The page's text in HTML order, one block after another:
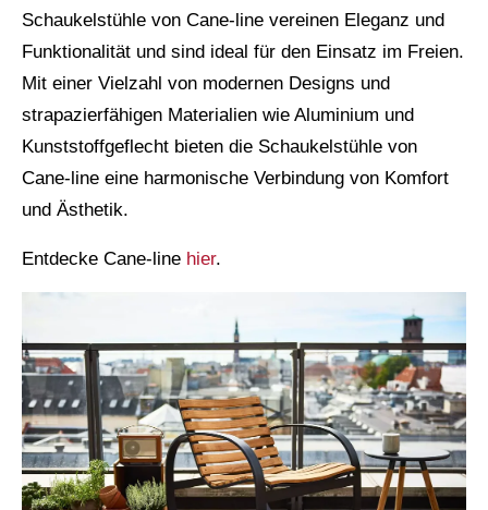
Schaukelstühle von Cane-line vereinen Eleganz und
Funktionalität und sind ideal für den Einsatz im Freien.
Mit einer Vielzahl von modernen Designs und
strapazierfähigen Materialien wie Aluminium und
Kunststoffgeflecht bieten die Schaukelstühle von
Cane-line eine harmonische Verbindung von Komfort
und Ästhetik.
Entdecke Cane-line hier.